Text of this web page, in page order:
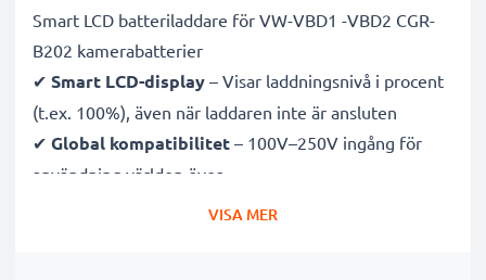
Smart LCD batteriladdare för VW-VBD1 -VBD2 CGR-
B202 kamerabatterier
✔ Smart LCD-display – Visar laddningsnivå i procent
(t.ex. 100%), även när laddaren inte är ansluten
✔ Global kompatibilitet – 100V–250V ingång för
användning världen över
Intelligent laddning – Skonsam, variabel spänning
VISA MER